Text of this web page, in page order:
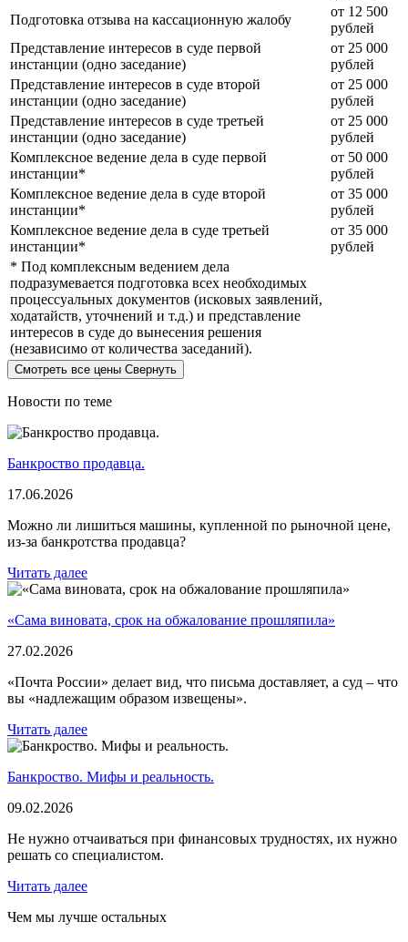
Подготовка отзыва на кассационную жалобу
от 12 500
рублей
Представление интересов в суде первой
инстанции (одно заседание)
от 25 000
рублей
Представление интересов в суде второй
инстанции (одно заседание)
от 25 000
рублей
Представление интересов в суде третьей
инстанции (одно заседание)
от 25 000
рублей
Комплексное ведение дела в суде первой
инстанции*
от 50 000
рублей
Комплексное ведение дела в суде второй
инстанции*
от 35 000
рублей
Комплексное ведение дела в суде третьей
инстанции*
от 35 000
рублей
* Под комплексным ведением дела
подразумевается подготовка всех необходимых
процессуальных документов (исковых заявлений,
ходатайств, уточнений и т.д.) и представление
интересов в суде до вынесения решения
(независимо от количества заседаний).
Смотреть все цены Свернуть
Новости по теме
Банкроство продавца.
17.06.2026
Можно ли лишиться машины, купленной по рыночной цене,
из-за банкротства продавца?
Читать далее
«Сама виновата, срок на обжалование прошляпила»
27.02.2026
«Почта России» делает вид, что письма доставляет, а суд – что
вы «надлежащим образом извещены».
Читать далее
Банкроство. Мифы и реальность.
09.02.2026
Не нужно отчаиваться при финансовых трудностях, их нужно
решать со специалистом.
Читать далее
Чем мы лучше остальных